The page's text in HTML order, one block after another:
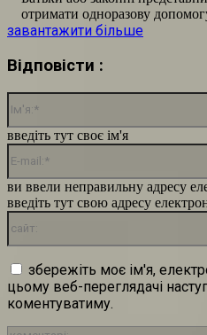
отримати одноразову
завантажити більше
Відповісти :
введіть тут своє ім'я
ви ввели неправильну адресу
введіть тут свою адресу
збережіть моє ім'я,
цьому веб-переглядачі
коментуватиму.